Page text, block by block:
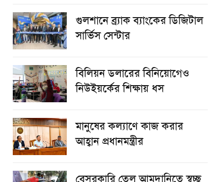
গুলশানে ব্র্যাক ব্যাংকের ডিজিটাল
সার্ভিস সেন্টার
বিলিয়ন ডলারের বিনিয়োগেও
নিউইয়র্কের শিক্ষায় ধস
মানুষের কল্যাণে কাজ করার
আহ্বান প্রধানমন্ত্রীর
বেসরকারি তেল আমদানিতে স্বচ্ছ